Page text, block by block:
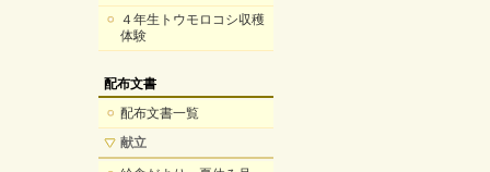
４年生トウモロコシ収穫
体験
配布文書
配布文書一覧
献立